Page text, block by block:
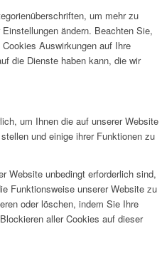
um mehr zu
ändern. Beachten Sie,
Auswirkungen auf Ihre
die Dienste haben kann, die wir
um Ihnen die auf unserer Website
und einige ihrer Funktionen zu
Website unbedingt erforderlich sind,
Funktionsweise unserer Website zu
oder löschen, indem Sie Ihre
aller Cookies auf dieser